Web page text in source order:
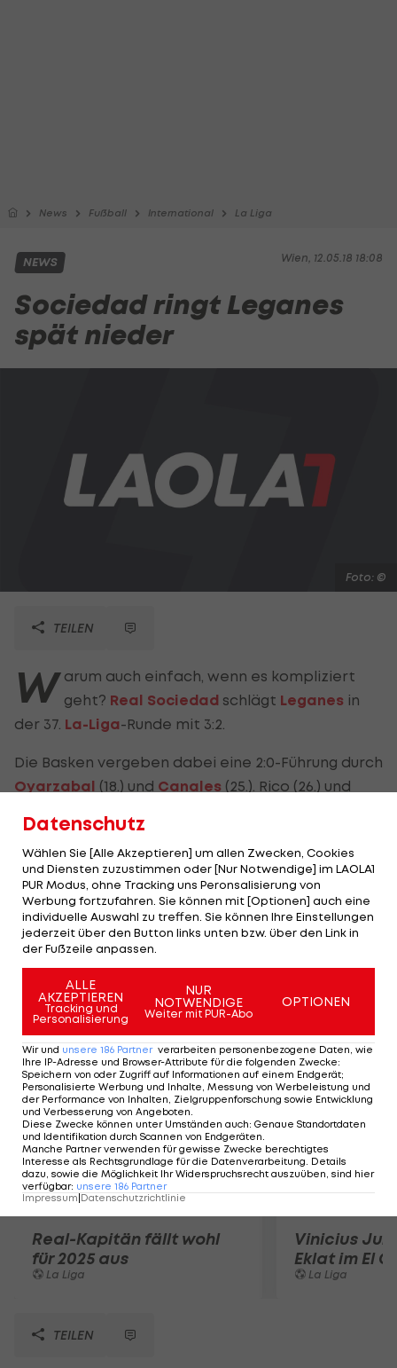
News Fußball International La Liga
Wien, 12.05.18 18:08
NEWS
Sociedad ringt Leganes
spät nieder
Foto: ©
TEILEN
W arum auch einfach, wenn es kompliziert
geht? Real Sociedad schlägt Leganes in
der 37. La-Liga-Runde mit 3:2.
Die Basken vergeben dabei eine 2:0-Führung durch
Oyarzabal (18.) und Canales (25.). Rico (26.) und
Jose (78.) trifft per Elfmeter aber doch noch zum
Heimsieg.
Leganes bleibt 17., ist aber bereits gerettet. Real
Sociedad ist Neunter und gastiert in der letzten
Runde bei MeisterFC Barcelona
Mehr zum Thema
Real-Kapitän fällt wohl
für 2025 aus
La Liga
Vinicius
Eklat im El
La Liga
TEILEN
Datenschutz
Wählen Sie [Alle Akzeptieren] um allen Zwecken, Cookies
und Diensten zuzustimmen oder [Nur Notwendige] im LAOLA1
PUR Modus, ohne Tracking uns Peronsalisierung von
Werbung fortzufahren. Sie können mit [Optionen] auch eine
individuelle Auswahl zu treffen. Sie können Ihre Einstellungen
jederzeit über den Button links unten bzw. über den Link in
der Fußzeile anpassen.
ALLE
AKZEPTIEREN
Tracking und
Personalisierung
NUR
NOTWENDIGE
Weiter mit PUR-Abo
OPTIONEN
Wir und unsere 186 Partner verarbeiten personenbezogene Daten, wie
Ihre IP-Adresse und Browser-Attribute für die folgenden Zwecke:
Speichern von oder Zugriff auf Informationen auf einem Endgerät;
Personalisierte Werbung und Inhalte, Messung von Werbeleistung und
der Performance von Inhalten, Zielgruppenforschung sowie Entwicklung
und Verbesserung von Angeboten.
Diese Zwecke können unter Umständen auch: Genaue Standortdaten
und Identifikation durch Scannen von Endgeräten.
Manche Partner verwenden für gewisse Zwecke berechtigtes
Interesse als Rechtsgrundlage für die Datenverarbeitung. Details
dazu, sowie die Möglichkeit Ihr Widerspruchsrecht auszuüben, sind hier
verfügbar: unsere 186 Partner
Impressum Datenschutzrichtlinie